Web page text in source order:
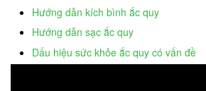
Hướng dẫn kích bình ắc quy
Hướng dẫn sạc ắc quy
Dấu hiệu sức khỏe ắc quy có vấn đề